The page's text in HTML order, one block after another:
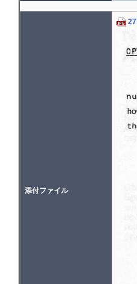
添付ファイル